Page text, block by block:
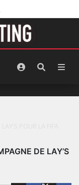
DE LAY’S